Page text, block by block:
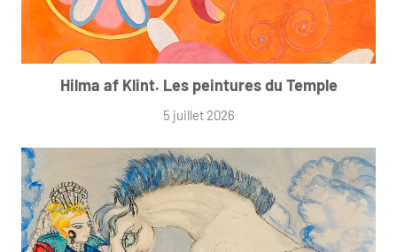
Hilma af Klint. Les peintures du Temple
5 juillet 2026